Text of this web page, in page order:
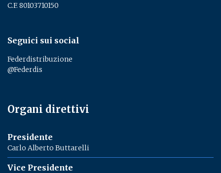
C.F. 80103710150
Seguici sui social
Federdistribuzione
@Federdis
Organi direttivi
Presidente
Carlo Alberto Buttarelli
Vice Presidente